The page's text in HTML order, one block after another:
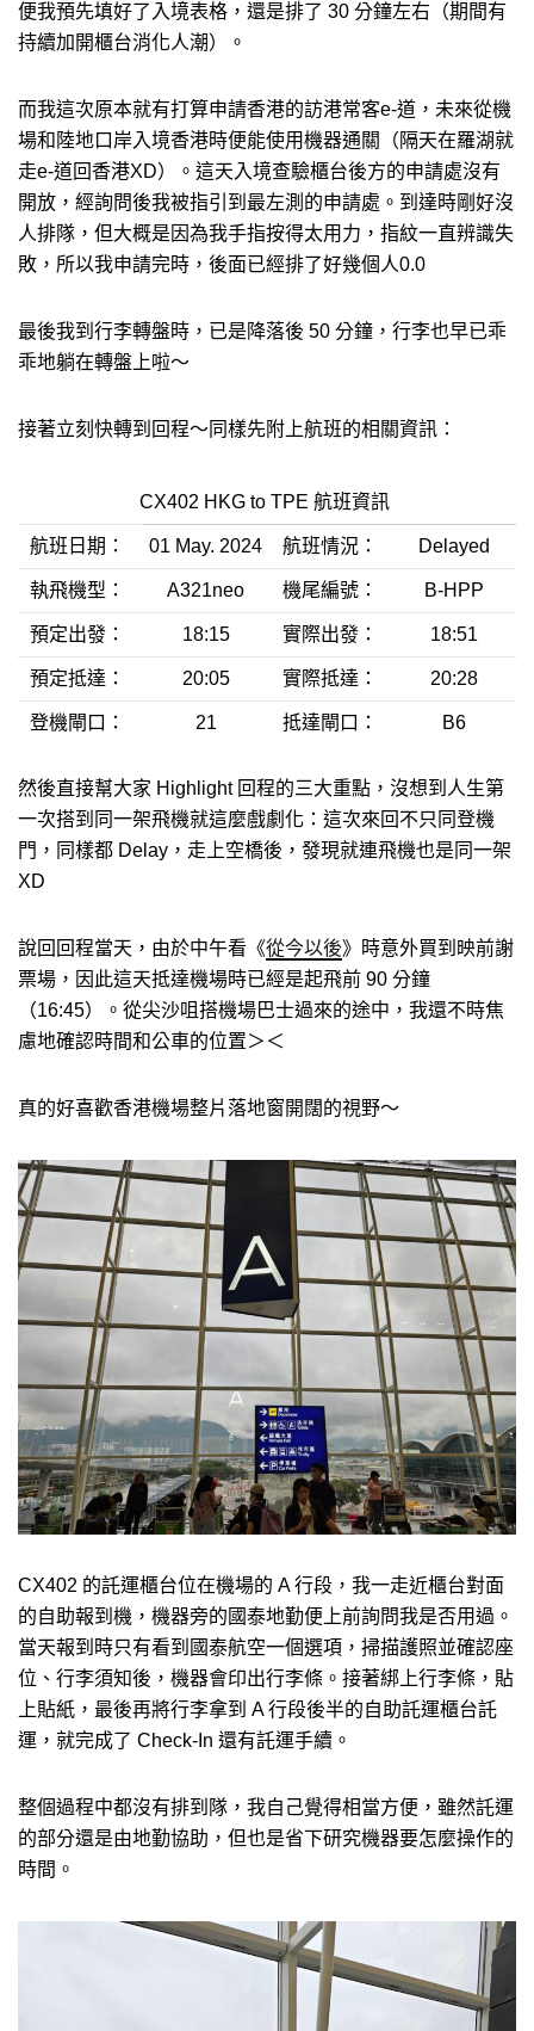
便我預先填好了入境表格，還是排了 30 分鐘左右（期間有
持續加開櫃台消化人潮）。
而我這次原本就有打算申請香港的訪港常客e-道，未來從機
場和陸地口岸入境香港時便能使用機器通關（隔天在羅湖就
走e-道回香港XD）。這天入境查驗櫃台後方的申請處沒有
開放，經詢問後我被指引到最左測的申請處。到達時剛好沒
人排隊，但大概是因為我手指按得太用力，指紋一直辨識失
敗，所以我申請完時，後面已經排了好幾個人0.0
最後我到行李轉盤時，已是降落後 50 分鐘，行李也早已乖
乖地躺在轉盤上啦～
接著立刻快轉到回程～同樣先附上航班的相關資訊：
CX402 HKG to TPE 航班資訊
航班日期： 01 May. 2024 航班情況： Delayed
執飛機型： A321neo 機尾編號： B-HPP
預定出發： 18:15 實際出發： 18:51
預定抵達： 20:05 實際抵達： 20:28
登機閘口： 21 抵達閘口： B6
然後直接幫大家 Highlight 回程的三大重點，沒想到人生第
一次搭到同一架飛機就這麼戲劇化：這次來回不只同登機
門，同樣都 Delay，走上空橋後，發現就連飛機也是同一架
XD
說回回程當天，由於中午看《從今以後》時意外買到映前謝
票場，因此這天抵達機場時已經是起飛前 90 分鐘
（16:45）。從尖沙咀搭機場巴士過來的途中，我還不時焦
慮地確認時間和公車的位置＞＜
真的好喜歡香港機場整片落地窗開闊的視野～
CX402 的託運櫃台位在機場的 A 行段，我一走近櫃台對面
的自助報到機，機器旁的國泰地勤便上前詢問我是否用過。
當天報到時只有看到國泰航空一個選項，掃描護照並確認座
位、行李須知後，機器會印出行李條。接著綁上行李條，貼
上貼紙，最後再將行李拿到 A 行段後半的自助託運櫃台託
運，就完成了 Check-In 還有託運手續。
整個過程中都沒有排到隊，我自己覺得相當方便，雖然託運
的部分還是由地勤協助，但也是省下研究機器要怎麼操作的
時間。